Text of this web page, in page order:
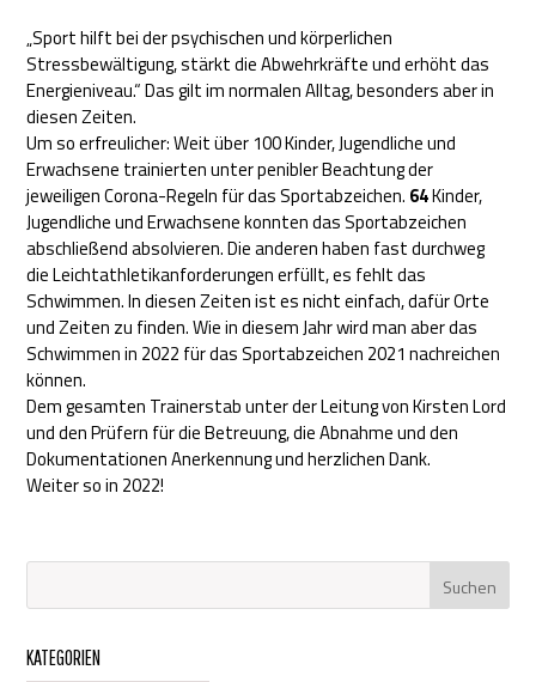
„Sport hilft bei der psychischen und körperlichen
Stressbewältigung, stärkt die Abwehrkräfte und erhöht das
Energieniveau.“ Das gilt im normalen Alltag, besonders aber in
diesen Zeiten.
Um so erfreulicher: Weit über 100 Kinder, Jugendliche und
Erwachsene trainierten unter penibler Beachtung der
jeweiligen Corona-Regeln für das Sportabzeichen. 64Kinder,
Jugendliche und Erwachsene konnten das Sportabzeichen
abschließend absolvieren. Die anderen haben fast durchweg
die Leichtathletikanforderungen erfüllt, es fehlt das
Schwimmen. In diesen Zeiten ist es nicht einfach, dafür Orte
und Zeiten zu finden. Wie in diesem Jahr wird man aber das
Schwimmen in 2022 für das Sportabzeichen 2021 nachreichen
können.
Dem gesamten Trainerstab unter der Leitung von Kirsten Lord
und den Prüfern für die Betreuung, die Abnahme und den
Dokumentationen Anerkennung und herzlichen Dank.
Weiter so in 2022!
KATEGORIEN